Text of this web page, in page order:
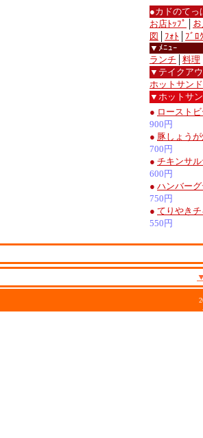
●カドのて
お店ﾄｯﾌﾟ
図
ﾌｫﾄ
ﾌﾞﾛ
▼ﾒﾆｭｰ
ランチ
料理
▼テイクア
ホットサンド
▼ホットサ
● ロースト
900円
● 豚しょう
700円
● チキンサ
600円
● ハンバー
750円
● てりやき
550円